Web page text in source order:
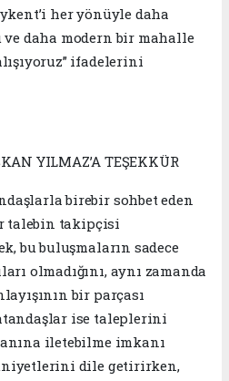
her yönüyle daha
daha modern bir mahalle
ifadelerini
YILMAZ’A TEŞEKKÜR
birebir sohbet eden
talebin takipçisi
bu buluşmaların sadece
olmadığını, aynı zamanda
bir parçası
ise taleplerini
iletebilme imkanı
dile getirirken,